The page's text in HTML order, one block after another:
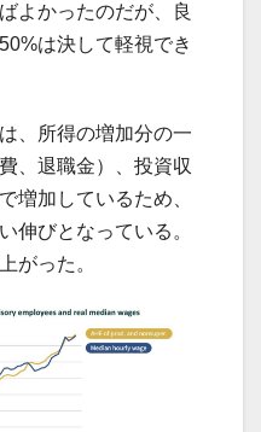
よかったのだが、良
は決して軽視でき
、所得の増加分の一
、退職金）、投資収
増加しているため、
伸びとなっている。
がった。